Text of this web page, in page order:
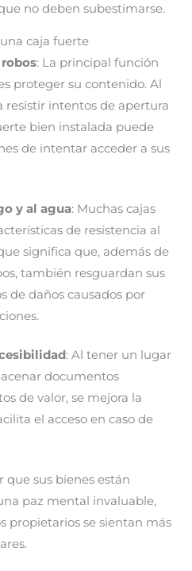
no deben subestimarse.
caja fuerte
: La principal función
proteger su contenido. Al
resistir intentos de apertura
bien instalada puede
de intentar acceder a sus
y al agua: Muchas cajas
de resistencia al
significa que, además de
también resguardan sus
de daños causados por
: Al tener un lugar
documentos
de valor, se mejora la
el acceso en caso de
que sus bienes están
paz mental invaluable,
propietarios se sientan más